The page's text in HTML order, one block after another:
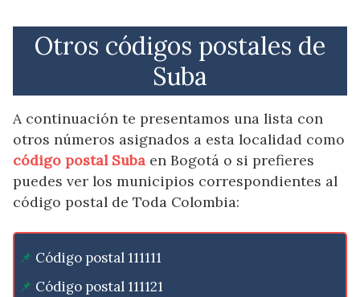
Otros códigos postales de
Suba
A continuación te presentamos una lista con
otros números asignados a esta localidad como
código postal Suba en Bogotá o si prefieres
puedes ver los municipios correspondientes al
código postal de Toda Colombia:
Código postal 111111
Código postal 111121